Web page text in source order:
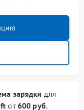
зарядки для
от600 руб.